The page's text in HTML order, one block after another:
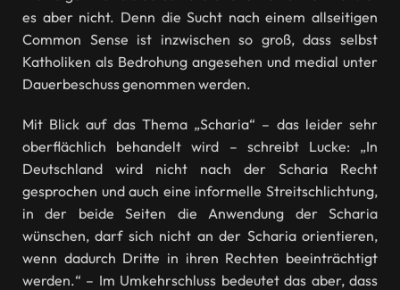
es aber nicht. Denn die Sucht nach einem allseitigen
Common Sense ist inzwischen so groß, dass selbst
Katholiken als Bedrohung angesehen und medial unter
Dauerbeschuss genommen werden.
Mit Blick auf das Thema „Scharia“ – das leider sehr
oberflächlich behandelt wird – schreibt Lucke: „In
Deutschland wird nicht nach der Scharia Recht
gesprochen und auch eine informelle Streitschlichtung,
in der beide Seiten die Anwendung der Scharia
wünschen, darf sich nicht an der Scharia orientieren,
wenn dadurch Dritte in ihren Rechten beeinträchtigt
werden.“ – Im Umkehrschluss bedeutet das aber, dass